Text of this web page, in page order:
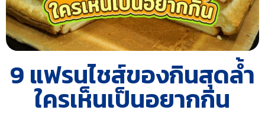
9 แฟรนไชส์ของกินสุดล้ำ
ใครเห็นเป็นอยากกิน